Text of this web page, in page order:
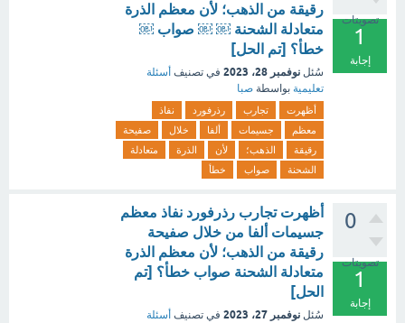
تصويتات
1
إجابة
رقيقة من الذهب؛ لأن معظم الذرة
متعادلة الشحنة ￼ ￼ صواب ￼
خطأ؟ [تم الحل]
سُئل نوفمبر 28، 2023 في تصنيف أسئلة
تعليمية بواسطة صبا
أظهرت تجارب رذرفورد
نفاذ
معظم
جسيمات ألفا خلال
صفيحة
رقيقة
الذهب؛ لأن الذرة
متعادلة
الشحنة
صواب خطأ
0
تصويتات
1
إجابة
أظهرت تجارب رذرفورد نفاذ معظم
جسيمات ألفا من خلال صفيحة
رقيقة من الذهب؛ لأن معظم الذرة
متعادلة الشحنة صواب خطأ؟ [تم
الحل]
سُئل نوفمبر 27، 2023 في تصنيف أسئلة